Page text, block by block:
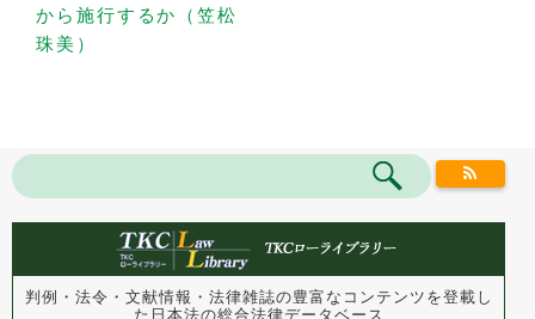
から施行するか（笠松
珠美）
判例・法令・文献情報・法律雑誌の豊富なコンテンツを登載し
た 日本法の総合法律データベース